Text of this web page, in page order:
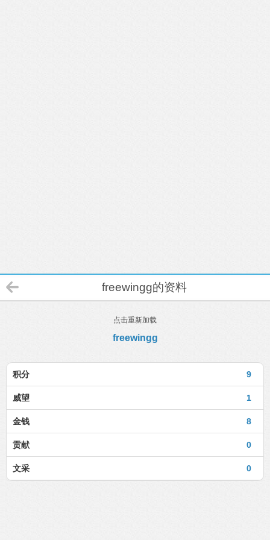
freewingg的资料
点击重新加载
freewingg
9
积分
1
威望
8
金钱
0
贡献
0
文采